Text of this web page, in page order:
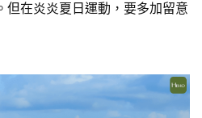
但在炎炎夏日運動，要多加留意